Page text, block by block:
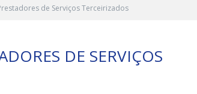
de Serviços Terceirizados
DE SERVIÇOS